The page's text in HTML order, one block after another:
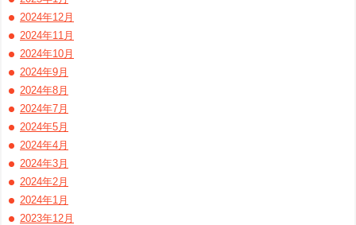
2024年12月
2024年11月
2024年10月
2024年9月
2024年8月
2024年7月
2024年5月
2024年4月
2024年3月
2024年2月
2024年1月
2023年12月